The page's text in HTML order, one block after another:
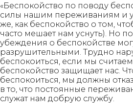
«Беспокойство по поводу
силы нашим переживаниям и
же, как беспокойство о том,
часто мешает нам уснуть). Но
убеждения о беспокойстве
разрушительными. Трудно
беспокоиться, если мы
беспокойство защищает нас.
беспокоиться, мы должны
в то, что постоянные
служат нам добрую службу.